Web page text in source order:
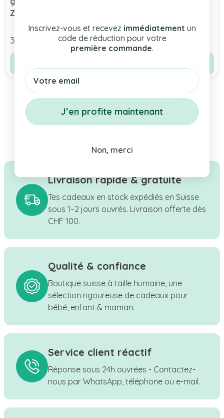
Zilverstad
37,90 chf
Zilverstad
37,90 chf
Livraison rapide & gratuite
Tes cadeaux en stock expédiés en Suisse
sous 1–2 jours ouvrés. Livraison offerte dès
CHF 100.
Qualité & confiance
Boutique suisse à taille humaine, une
sélection rigoureuse de cadeaux pour
bébé, enfant & maman.
Service client réactif
Réponse sous 24h ouvrées - Contactez-
nous par WhatsApp, téléphone ou e-mail.
Inscrivez-vous et recevez immédiatement un
code de réduction pour votre
première commande.
Email
J’en profite maintenant
Non, merci